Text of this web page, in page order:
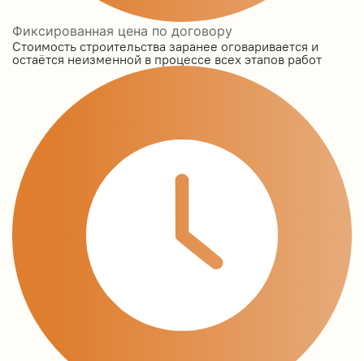
Фиксированная цена по договору
Стоимость строительства заранее оговаривается и
остаётся неизменной в процессе всех этапов работ